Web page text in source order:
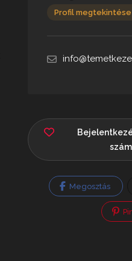
Profil megtekintése
Megosztás